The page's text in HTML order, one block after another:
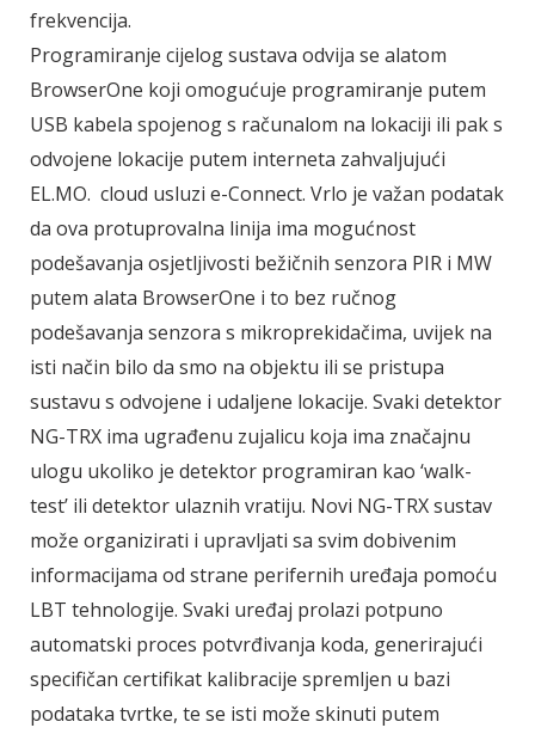
frekvencija.
Programiranje cijelog sustava odvija se alatom
BrowserOne koji omogućuje programiranje putem
USB kabela spojenog s računalom na lokaciji ili pak s
odvojene lokacije putem interneta zahvaljujući
EL.MO. cloud usluzi e-Connect. Vrlo je važan podatak
da ova protuprovalna linija ima mogućnost
podešavanja osjetljivosti bežičnih senzora PIR i MW
putem alata BrowserOne i to bez ručnog
podešavanja senzora s mikroprekidačima, uvijek na
isti način bilo da smo na objektu ili se pristupa
sustavu s odvojene i udaljene lokacije. Svaki detektor
NG-TRX ima ugrađenu zujalicu koja ima značajnu
ulogu ukoliko je detektor programiran kao ‘walk-
test’ ili detektor ulaznih vratiju. Novi NG-TRX sustav
može organizirati i upravljati sa svim dobivenim
informacijama od strane perifernih uređaja pomoću
LBT tehnologije. Svaki uređaj prolazi potpuno
automatski proces potvrđivanja koda, generirajući
specifičan certifikat kalibracije spremljen u bazi
podataka tvrtke, te se isti može skinuti putem